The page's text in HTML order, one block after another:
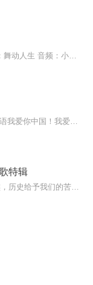
特辑